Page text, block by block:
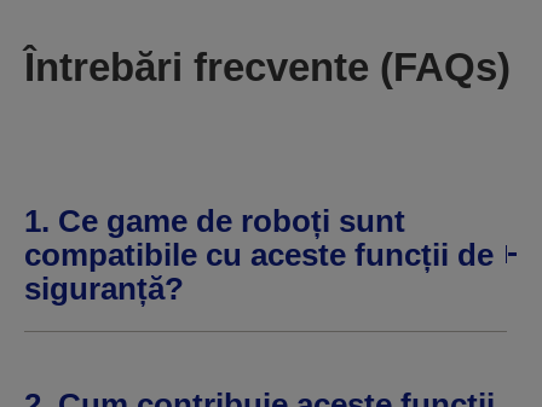
Întrebări frecvente (FAQs)
1. Ce game de roboți sunt
compatibile cu aceste funcții de
siguranță?